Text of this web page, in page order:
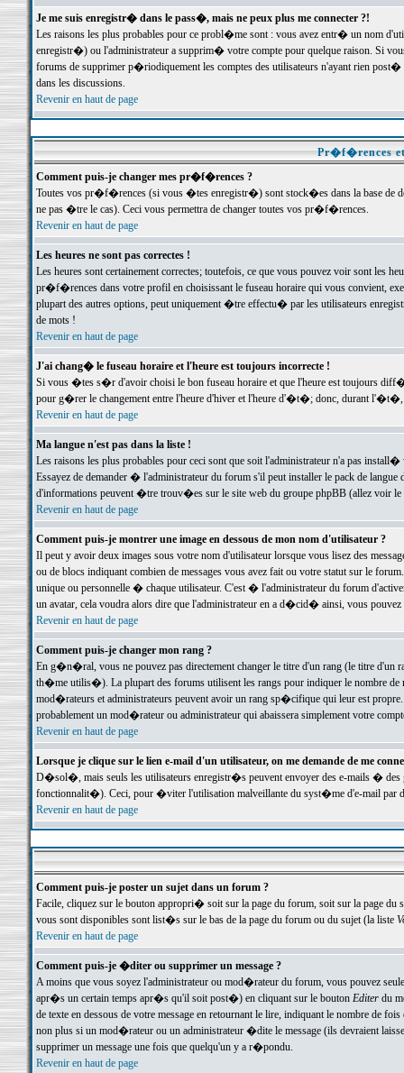
Je me suis enregistr� dans le pass�, mais ne peux plus me connecter ?!
Les raisons les plus probables pour ce probl�me sont : vous avez entr� un nom
enregistr�) ou l'administrateur a supprim� votre compte pour quelque raison. Si
forums de supprimer p�riodiquement les comptes des utilisateurs n'ayant rien
dans les discussions.
Revenir en haut de page
Pr�f�rences
Comment puis-je changer mes pr�f�rences ?
Toutes vos pr�f�rences (si vous �tes enregistr�) sont stock�es dans la base de
ne pas �tre le cas). Ceci vous permettra de changer toutes vos pr�f�rences.
Revenir en haut de page
Les heures ne sont pas correctes !
Les heures sont certainement correctes; toutefois, ce que vous pouvez voir sont
pr�f�rences dans votre profil en choisissant le fuseau horaire qui vous convient,
plupart des autres options, peut uniquement �tre effectu� par les utilisateurs
de mots !
Revenir en haut de page
J'ai chang� le fuseau horaire et l'heure est toujours incorrecte !
Si vous �tes s�r d'avoir choisi le bon fuseau horaire et que l'heure est toujours
pour g�rer le changement entre l'heure d'hiver et l'heure d'�t�; donc, durant
Revenir en haut de page
Ma langue n'est pas dans la liste !
Les raisons les plus probables pour ceci sont que soit l'administrateur n'a pas
Essayez de demander � l'administrateur du forum s'il peut installer le pack de
d'informations peuvent �tre trouv�es sur le site web du groupe phpBB (allez voir le
Revenir en haut de page
Comment puis-je montrer une image en dessous de mon nom d'utilisateur ?
Il peut y avoir deux images sous votre nom d'utilisateur lorsque vous lisez des
ou de blocs indiquant combien de messages vous avez fait ou votre statut sur le
unique ou personnelle � chaque utilisateur. C'est � l'administrateur du forum
un avatar, cela voudra alors dire que l'administrateur en a d�cid� ainsi, vous
Revenir en haut de page
Comment puis-je changer mon rang ?
En g�n�ral, vous ne pouvez pas directement changer le titre d'un rang (le titre d'un
th�me utilis�). La plupart des forums utilisent les rangs pour indiquer le nombre de
mod�rateurs et administrateurs peuvent avoir un rang sp�cifique qui leur est
probablement un mod�rateur ou administrateur qui abaissera simplement votre
Revenir en haut de page
Lorsque je clique sur le lien e-mail d'un utilisateur, on me demande de me
D�sol�, mais seuls les utilisateurs enregistr�s peuvent envoyer des e-mails �
fonctionnalit�). Ceci, pour �viter l'utilisation malveillante du syst�me d'e-mail par
Revenir en haut de page
Comment puis-je poster un sujet dans un forum ?
Facile, cliquez sur le bouton appropri� soit sur la page du forum, soit sur la page du
vous sont disponibles sont list�s sur le bas de la page du forum ou du sujet (la liste
Revenir en haut de page
Comment puis-je �diter ou supprimer un message ?
A moins que vous soyez l'administrateur ou mod�rateur du forum, vous pouvez
apr�s un certain temps apr�s qu'il soit post�) en cliquant sur le bouton Editerdu
de texte en dessous de votre message en retournant le lire, indiquant le nombre
non plus si un mod�rateur ou un administrateur �dite le message (ils devraient
supprimer un message une fois que quelqu'un y a r�pondu.
Revenir en haut de page